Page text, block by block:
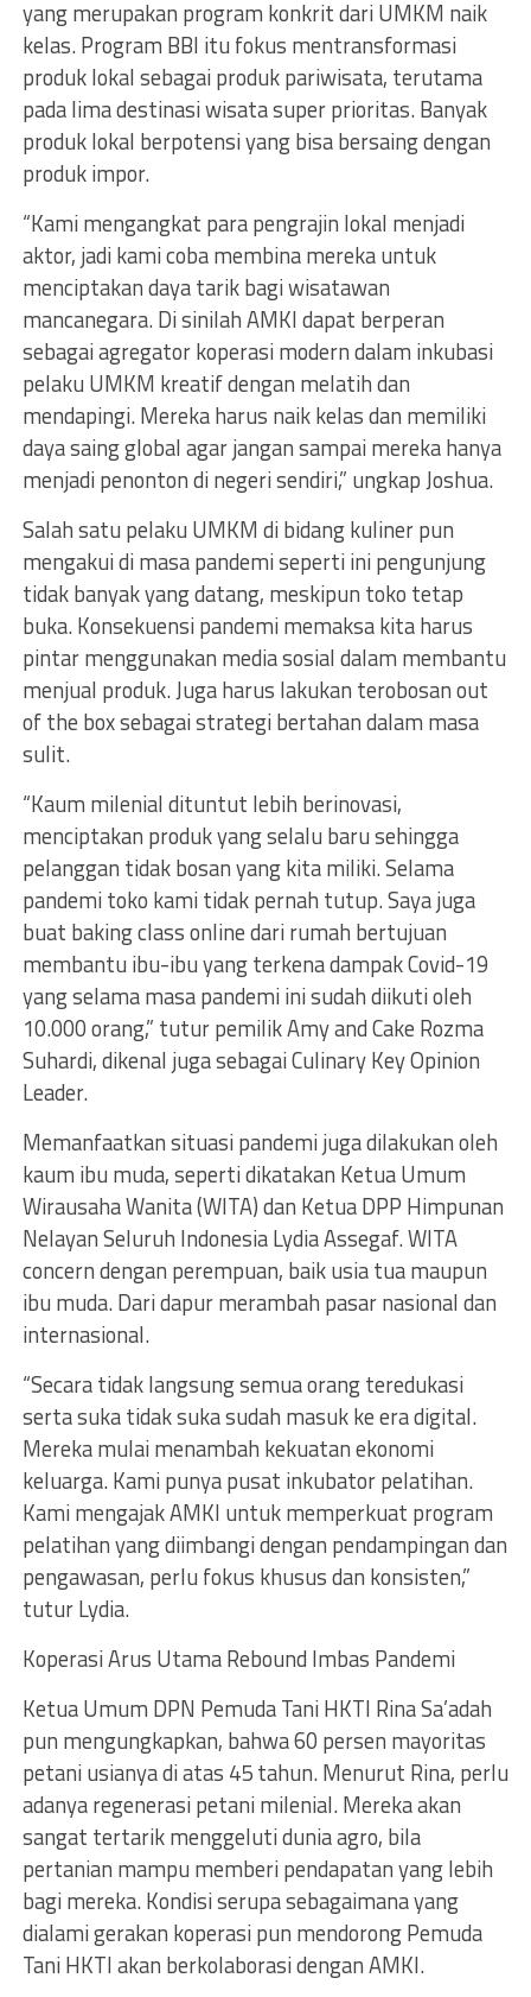
yang merupakan program konkrit dari UMKM naik
kelas. Program BBI itu fokus mentransformasi
produk lokal sebagai produk pariwisata, terutama
pada lima destinasi wisata super prioritas. Banyak
produk lokal berpotensi yang bisa bersaing dengan
produk impor.
“Kami mengangkat para pengrajin lokal menjadi
aktor, jadi kami coba membina mereka untuk
menciptakan daya tarik bagi wisatawan
mancanegara. Di sinilah AMKI dapat berperan
sebagai agregator koperasi modern dalam inkubasi
pelaku UMKM kreatif dengan melatih dan
mendapingi. Mereka harus naik kelas dan memiliki
daya saing global agar jangan sampai mereka hanya
menjadi penonton di negeri sendiri,” ungkap Joshua.
Salah satu pelaku UMKM di bidang kuliner pun
mengakui di masa pandemi seperti ini pengunjung
tidak banyak yang datang, meskipun toko tetap
buka. Konsekuensi pandemi memaksa kita harus
pintar menggunakan media sosial dalam membantu
menjual produk. Juga harus lakukan terobosan out
of the box sebagai strategi bertahan dalam masa
sulit.
“Kaum milenial dituntut lebih berinovasi,
menciptakan produk yang selalu baru sehingga
pelanggan tidak bosan yang kita miliki. Selama
pandemi toko kami tidak pernah tutup. Saya juga
buat baking class online dari rumah bertujuan
membantu ibu-ibu yang terkena dampak Covid-19
yang selama masa pandemi ini sudah diikuti oleh
10.000 orang,” tutur pemilik Amy and Cake Rozma
Suhardi, dikenal juga sebagai Culinary Key Opinion
Leader.
Memanfaatkan situasi pandemi juga dilakukan oleh
kaum ibu muda, seperti dikatakan Ketua Umum
Wirausaha Wanita (WITA) dan Ketua DPP Himpunan
Nelayan Seluruh Indonesia Lydia Assegaf. WITA
concern dengan perempuan, baik usia tua maupun
ibu muda. Dari dapur merambah pasar nasional dan
internasional.
“Secara tidak langsung semua orang teredukasi
serta suka tidak suka sudah masuk ke era digital.
Mereka mulai menambah kekuatan ekonomi
keluarga. Kami punya pusat inkubator pelatihan.
Kami mengajak AMKI untuk memperkuat program
pelatihan yang diimbangi dengan pendampingan dan
pengawasan, perlu fokus khusus dan konsisten,”
tutur Lydia.
Koperasi Arus Utama Rebound Imbas Pandemi
Ketua Umum DPN Pemuda Tani HKTI Rina Sa’adah
pun mengungkapkan, bahwa 60 persen mayoritas
petani usianya di atas 45 tahun. Menurut Rina, perlu
adanya regenerasi petani milenial. Mereka akan
sangat tertarik menggeluti dunia agro, bila
pertanian mampu memberi pendapatan yang lebih
bagi mereka. Kondisi serupa sebagaimana yang
dialami gerakan koperasi pun mendorong Pemuda
Tani HKTI akan berkolaborasi dengan AMKI.